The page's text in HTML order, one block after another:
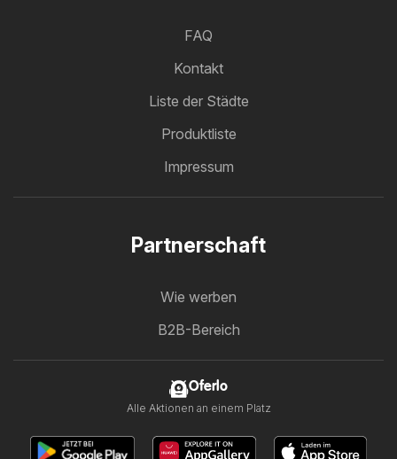
FAQ
Kontakt
Liste der Städte
Produktliste
Impressum
Partnerschaft
Wie werben
B2B-Bereich
Oferlo
Alle Aktionen an einem Platz